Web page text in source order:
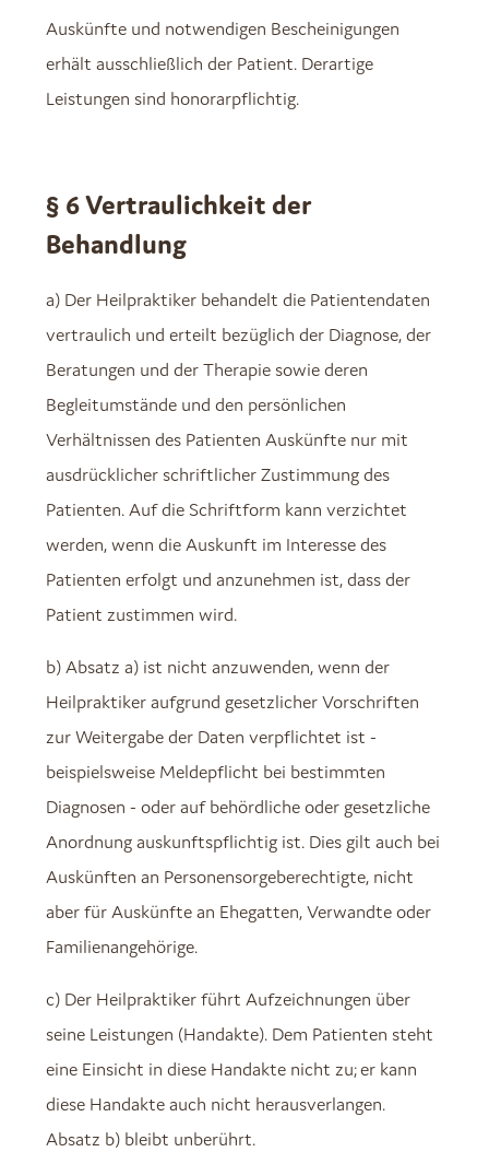
Auskünfte und notwendigen Bescheinigungen
erhält ausschließlich der Patient. Derartige
Leistungen sind honorarpflichtig.
§ 6 Vertraulichkeit der
Behandlung
a) Der Heilpraktiker behandelt die Patientendaten
vertraulich und erteilt bezüglich der Diagnose, der
Beratungen und der Therapie sowie deren
Begleitumstände und den persönlichen
Verhältnissen des Patienten Auskünfte nur mit
ausdrücklicher schriftlicher Zustimmung des
Patienten. Auf die Schriftform kann verzichtet
werden, wenn die Auskunft im Interesse des
Patienten erfolgt und anzunehmen ist, dass der
Patient zustimmen wird.
b) Absatz a) ist nicht anzuwenden, wenn der
Heilpraktiker aufgrund gesetzlicher Vorschriften
zur Weitergabe der Daten verpflichtet ist -
beispielsweise Meldepflicht bei bestimmten
Diagnosen - oder auf behördliche oder gesetzliche
Anordnung auskunftspflichtig ist. Dies gilt auch bei
Auskünften an Personensorgeberechtigte, nicht
aber für Auskünfte an Ehegatten, Verwandte oder
Familienangehörige.
c) Der Heilpraktiker führt Aufzeichnungen über
seine Leistungen (Handakte). Dem Patienten steht
eine Einsicht in diese Handakte nicht zu; er kann
diese Handakte auch nicht herausverlangen.
Absatz b) bleibt unberührt.